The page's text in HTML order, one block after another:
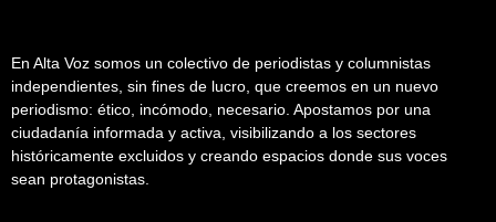
En Alta Voz somos un colectivo de periodistas y columnistas
independientes, sin fines de lucro, que creemos en un nuevo
periodismo: ético, incómodo, necesario. Apostamos por una
ciudadanía informada y activa, visibilizando a los sectores
históricamente excluidos y creando espacios donde sus voces
sean protagonistas.